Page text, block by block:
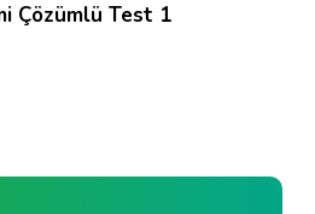
Çözümlü Test 1